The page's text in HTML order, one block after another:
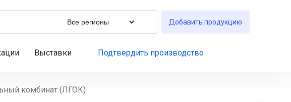
Добавить продукцию
Выставки Подтвердить производство
комбинат (ЛГОК)